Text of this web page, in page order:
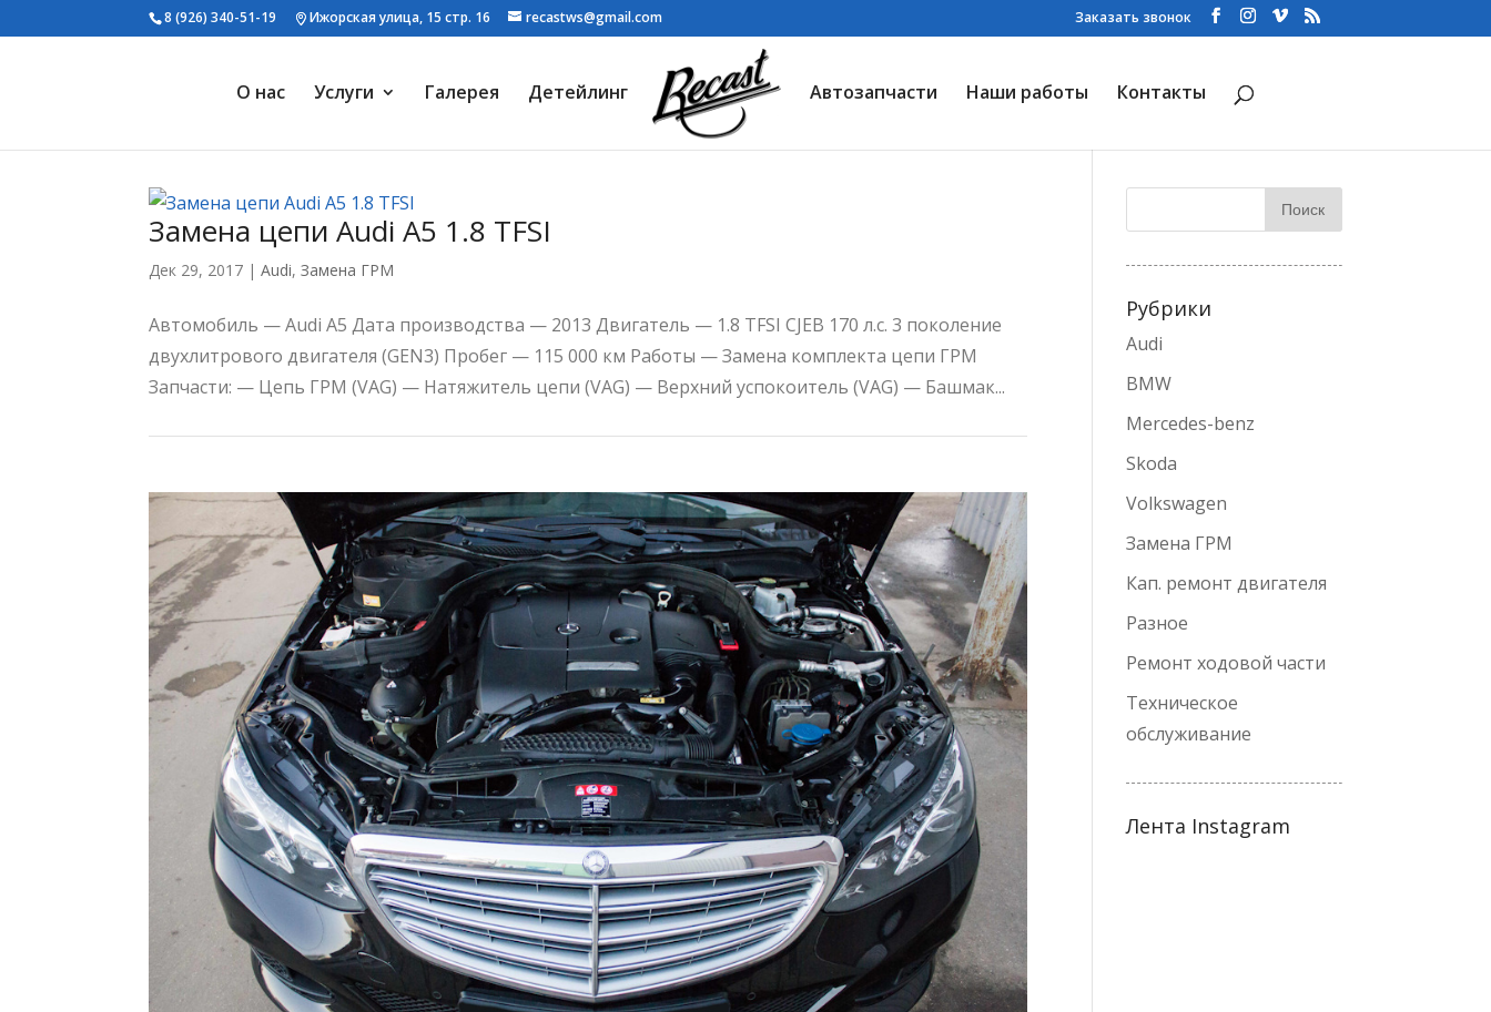
8 (926) 340-51-19 Ижорская улица, 15 стр. 16 recastws@gmail.com Заказать звонок
О нас Услуги Галерея Детейлинг Автозапчасти Наши работы Контакты
Замена цепи Audi A5 1.8 TFSI
Дек 29, 2017 |Audi,Замена ГРМ
Автомобиль — Audi A5 Дата производства — 2013 Двигатель — 1.8 TFSI CJEB 170 л.с. 3 поколение
двухлитрового двигателя (GEN3) Пробег — 115 000 км Работы — Замена комплекта цепи ГРМ
Запчасти: — Цепь ГРМ (VAG) — Натяжитель цепи (VAG) — Верхний успокоитель (VAG) — Башмак...
Рубрики
Audi
BMW
Mercedes-benz
Skoda
Volkswagen
Замена ГРМ
Кап. ремонт двигателя
Разное
Ремонт ходовой части
Техническое
обслуживание
Лента Instagram